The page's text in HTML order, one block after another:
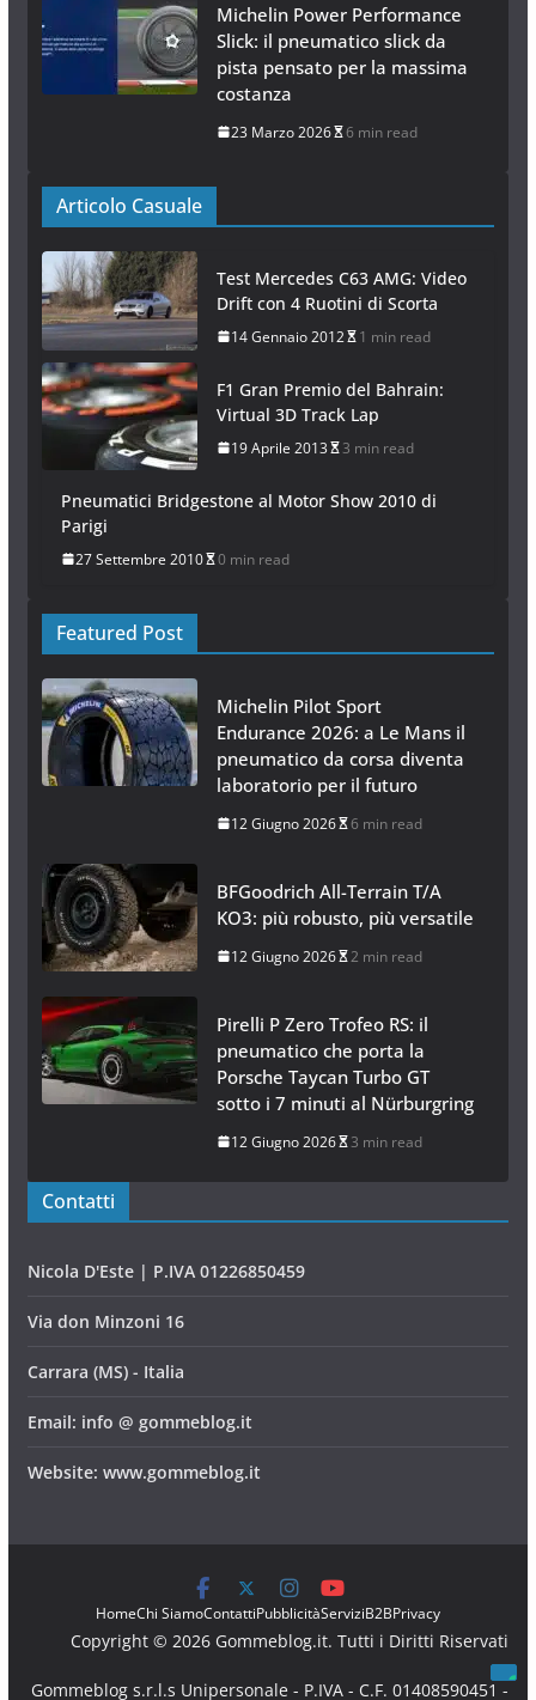
Michelin Power Performance
Slick: il pneumatico slick da
pista pensato per la massima
costanza
23 Marzo 2026 6 min read
Articolo Casuale
Test Mercedes C63 AMG: Video
Drift con 4 Ruotini di Scorta
14 Gennaio 2012 1 min read
F1 Gran Premio del Bahrain:
Virtual 3D Track Lap
19 Aprile 2013 3 min read
Pneumatici Bridgestone al Motor Show 2010 di
Parigi
27 Settembre 2010 0 min read
Featured Post
Michelin Pilot Sport
Endurance 2026: a Le Mans il
pneumatico da corsa diventa
laboratorio per il futuro
12 Giugno 2026 6 min read
BFGoodrich All-Terrain T/A
KO3: più robusto, più versatile
12 Giugno 2026 2 min read
Pirelli P Zero Trofeo RS: il
pneumatico che porta la
Porsche Taycan Turbo GT
sotto i 7 minuti al Nürburgring
12 Giugno 2026 3 min read
Contatti
Nicola D'Este | P.IVA 01226850459
Via don Minzoni 16
Carrara (MS) - Italia
Email: info @ gommeblog.it
Website: www.gommeblog.it
HomeChi SiamoContattiPubblicitàServiziB2BPrivacy
Copyright © 2026 Gommeblog.it. Tutti i Diritti Riservati
Gommeblog s.r.l.s Unipersonale - P.IVA - C.F. 01408590451 -